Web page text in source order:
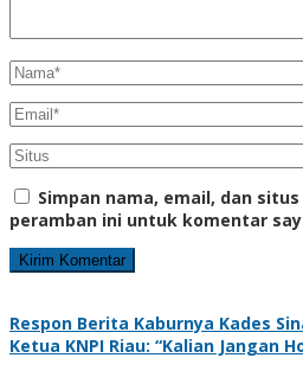
Simpan nama, email, dan
peramban ini untuk komentar
Respon Berita Kaburnya Kades
Ketua KNPI Riau: “Kalian Jangan